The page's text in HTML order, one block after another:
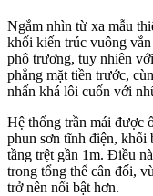
Ngắm nhìn từ xa mẫu
khối kiến trúc vuông
phô trương, tuy nhiên
phẳng mặt tiền trước,
nhấn khá lôi cuốn với
Hệ thống trần mái được
phun sơn tĩnh điện, khối
tầng trệt gần 1m. Điều
trong tổng thể cân đối,
trở nên nổi bật hơn.